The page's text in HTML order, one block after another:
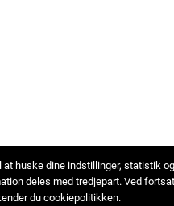
huske dine indstillinger, statistik
deles med tredjepart. Ved
du cookiepolitikken.